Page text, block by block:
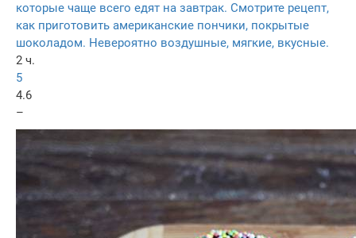
которые чаще всего едят на завтрак. Смотрите рецепт,
как приготовить американские пончики, покрытые
шоколадом. Невероятно воздушные, мягкие, вкусные.
2 ч.
5
4.6
–